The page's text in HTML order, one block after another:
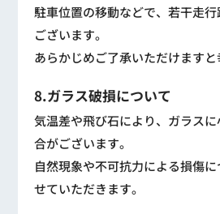
駐車位置の移動などで、若干走
ございます。
あらかじめご了承いただけますと
8.ガラス破損について
気温差や飛び石により、ガラス
合がございます。
自然現象や不可抗力による損傷
せていただきます。